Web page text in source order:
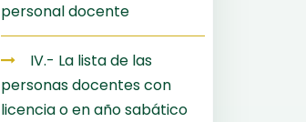
personal docente
IV.- La lista de las
personas docentes con
licencia o en año sabático